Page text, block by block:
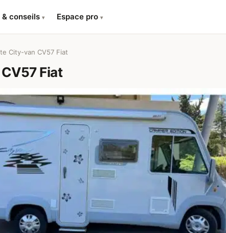
conseils ▾ Espace pro ▾
City-van CV57 Fiat
Fiat